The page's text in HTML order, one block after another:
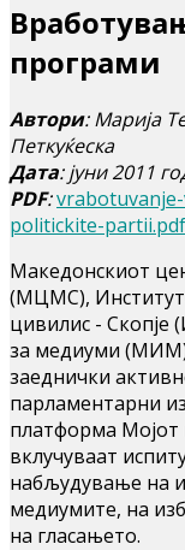
програми
Автори: Марија
Петкуќеска
Дата: јуни 2011
PDF:
politickite-partii.pdf
Македонскиот
(МЦМС),
цивилис - Скопје
за медиуми (МИМ)
заеднички
парламентарни
платформа Мојот
вклучуваат
набљудување на
медиумите, на
на гласањето.